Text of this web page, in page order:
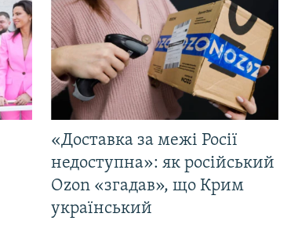
«Доставка за межі Росії
недоступна»: як російський
Ozon «згадав», що Крим
український